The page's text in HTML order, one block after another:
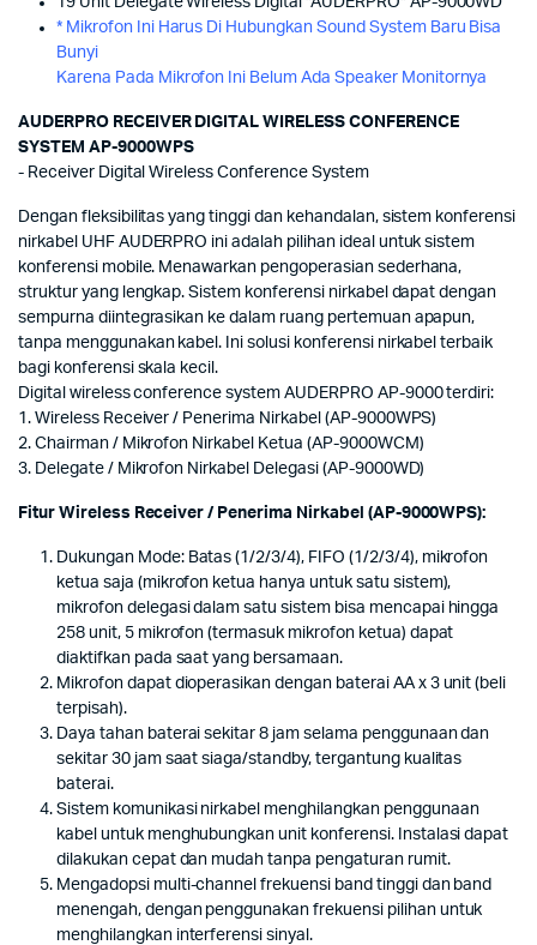
* Mikrofon Ini Harus Di Hubungkan Sound System Baru Bisa
Bunyi
Karena Pada Mikrofon Ini Belum Ada Speaker Monitornya
AUDERPRO RECEIVER DIGITAL WIRELESS CONFERENCE
SYSTEM AP-9000WPS
- Receiver Digital Wireless Conference System
Dengan fleksibilitas yang tinggi dan kehandalan, sistem konferensi
nirkabel UHF AUDERPRO ini adalah pilihan ideal untuk sistem
konferensi mobile. Menawarkan pengoperasian sederhana,
struktur yang lengkap. Sistem konferensi nirkabel dapat dengan
sempurna diintegrasikan ke dalam ruang pertemuan apapun,
tanpa menggunakan kabel. Ini solusi konferensi nirkabel terbaik
bagi konferensi skala kecil.
Digital wireless conference system AUDERPRO AP-9000 terdiri:
1. Wireless Receiver / Penerima Nirkabel (AP-9000WPS)
2. Chairman / Mikrofon Nirkabel Ketua (AP-9000WCM)
3. Delegate / Mikrofon Nirkabel Delegasi (AP-9000WD)
Fitur Wireless Receiver / Penerima Nirkabel (AP-9000WPS):
Dukungan Mode: Batas (1/2/3/4), FIFO (1/2/3/4), mikrofon
ketua saja (mikrofon ketua hanya untuk satu sistem),
mikrofon delegasi dalam satu sistem bisa mencapai hingga
258 unit, 5 mikrofon (termasuk mikrofon ketua) dapat
diaktifkan pada saat yang bersamaan.
Mikrofon dapat dioperasikan dengan baterai AA x 3 unit (beli
terpisah).
Daya tahan baterai sekitar 8 jam selama penggunaan dan
sekitar 30 jam saat siaga/standby, tergantung kualitas
baterai.
Sistem komunikasi nirkabel menghilangkan penggunaan
kabel untuk menghubungkan unit konferensi. Instalasi dapat
dilakukan cepat dan mudah tanpa pengaturan rumit.
Mengadopsi multi-channel frekuensi band tinggi dan band
menengah, dengan penggunakan frekuensi pilihan untuk
menghilangkan interferensi sinyal.